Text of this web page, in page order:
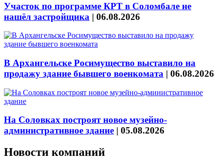
Участок по программе КРТ в Соломбале не
нашёл застройщика | 06.08.2026
В Архангельске Росимущество выставило на
продажу здание бывшего военкомата | 06.08.2026
На Соловках построят новое музейно-
административное здание | 05.08.2026
Новости компаний